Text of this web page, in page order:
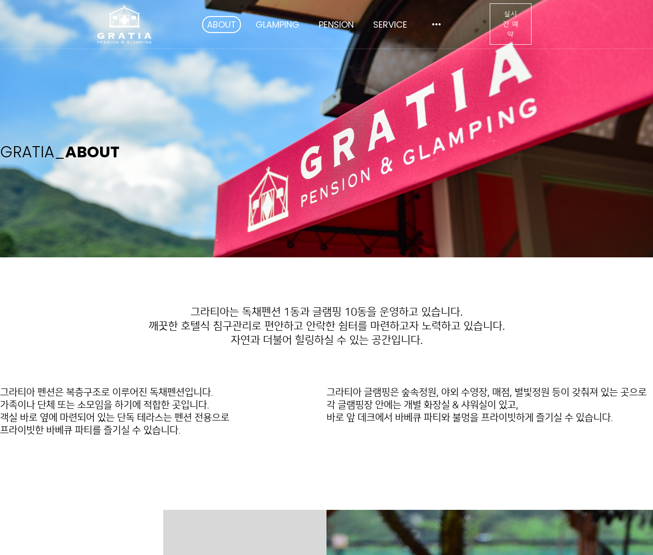
ABOUT GLAMPING PENSION SERVICE
실시
간 예
약
GRATIA_ABOUT
그라티아는 독채펜션 1동과 글램핑 10동을 운영하고 있습니다.
깨끗한 호텔식 침구관리로 편안하고 안락한 쉼터를 마련하고자 노력하고 있습니다.
자연과 더불어 힐링하실 수 있는 공간입니다.
그라티아 펜션은 복층구조로 이루어진 독채펜션입니다.
가족이나 단체 또는 소모임을 하기에 적합한 곳입니다.
객실 바로 옆에 마련되어 있는 단독 테라스는 펜션 전용으로
프라이빗한 바베큐 파티를 즐기실 수 있습니다.
그라티아 글램핑은 숲속정원, 야외 수영장, 매점, 별빛정원 등이 갖춰져 있는 곳으로
각 글램핑장 안에는 개별 화장실 & 샤워실이 있고,
바로 앞 데크에서 바베큐 파티와 불멍을 프라이빗하게 즐기실 수 있습니다.